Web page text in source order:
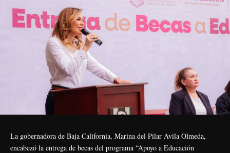
La gobernadora de Baja California, Marina del Pilar Avila Olmeda,
encabezó la entrega de becas del programa “Apoyo a Educación